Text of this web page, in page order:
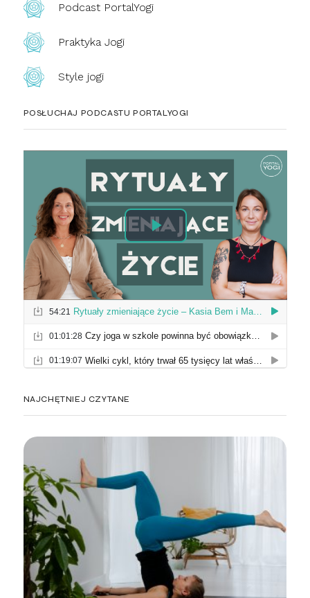
Podcast PortalYogi
Praktyka Jogi
Style jogi
POSŁUCHAJ PODCASTU PORTALYOGI
NAJCHĘTNIEJ CZYTANE